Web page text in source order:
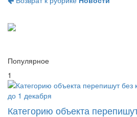
Популярное
1